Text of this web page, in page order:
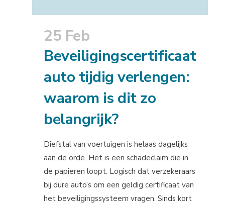
25 Feb
Beveiligingscertificaat
auto tijdig verlengen:
waarom is dit zo
belangrijk?
Diefstal van voertuigen is helaas dagelijks
aan de orde. Het is een schadeclaim die in
de papieren loopt. Logisch dat verzekeraars
bij dure auto’s om een geldig certificaat van
het beveiligingssysteem vragen. Sinds kort